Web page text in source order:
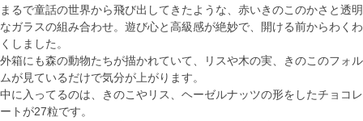
まるで童話の世界から飛び出してきたような、赤いきのこのかさと透明
なガラスの組み合わせ。遊び心と高級感が絶妙で、開ける前からわくわ
くしました。
外箱にも森の動物たちが描かれていて、リスや木の実、きのこのフォル
ムが見ているだけで気分が上がります。
中に入ってるのは、きのこやリス、ヘーゼルナッツの形をしたチョコレ
ートが27粒です。